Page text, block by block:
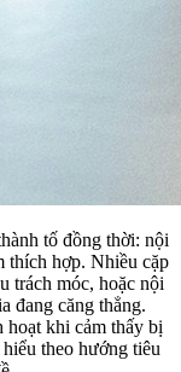
tố đồng thời: nội
thích hợp. Nhiều cặp
trách móc, hoặc nội
đang căng thẳng.
hoạt khi cảm thấy bị
theo hướng tiêu